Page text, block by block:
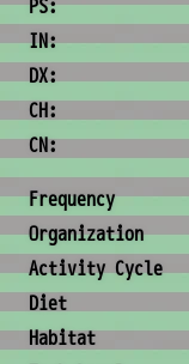
PS:
IN:
DX:
CH:
CN:
Ecology &
Frequency
Organization
Activity Cycle
Diet
Habitat